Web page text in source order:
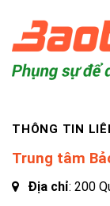
THÔNG TIN
Trung tâm
Địa chỉ: 200